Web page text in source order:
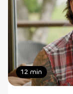
12 min